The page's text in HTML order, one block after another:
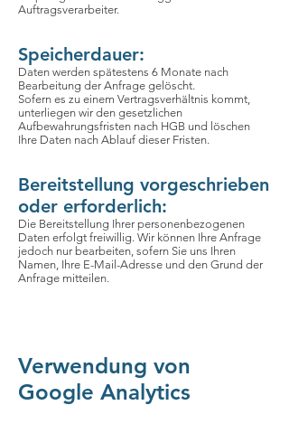
Auftragsverarbeiter.
Speicherdauer:
Daten werden spätestens 6 Monate nach
Bearbeitung der Anfrage gelöscht.
Sofern es zu einem Vertragsverhältnis kommt,
unterliegen wir den gesetzlichen
Aufbewahrungsfristen nach HGB und löschen
Ihre Daten nach Ablauf dieser Fristen.
Bereitstellung vorgeschrieben
oder erforderlich:
Die Bereitstellung Ihrer personenbezogenen
Daten erfolgt freiwillig. Wir können Ihre Anfrage
jedoch nur bearbeiten, sofern Sie uns Ihren
Namen, Ihre E-Mail-Adresse und den Grund der
Anfrage mitteilen.
Verwendung von
Google Analytics